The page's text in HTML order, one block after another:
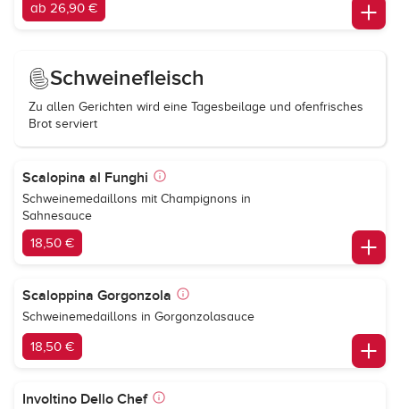
ab 26,90 €
Schweinefleisch
Zu allen Gerichten wird eine Tagesbeilage und ofenfrisches
Brot serviert
Scalopina al Funghi
Schweinemedaillons mit Champignons in
Sahnesauce
18,50 €
Scaloppina Gorgonzola
Schweinemedaillons in Gorgonzolasauce
18,50 €
Involtino Dello Chef